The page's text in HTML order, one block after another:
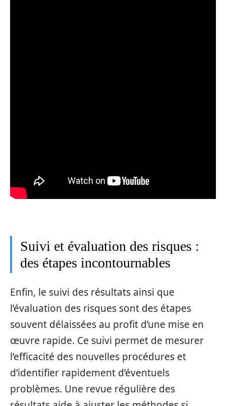
Suivi et évaluation des risques :
des étapes incontournables
Enfin, le suivi des résultats ainsi que
l’évaluation des risques sont des étapes
souvent délaissées au profit d’une mise en
œuvre rapide. Ce suivi permet de mesurer
l’efficacité des nouvelles procédures et
d’identifier rapidement d’éventuels
problèmes. Une revue régulière des